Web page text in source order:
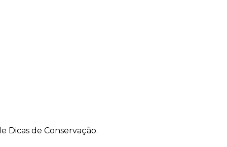
Dicas de Conservação.